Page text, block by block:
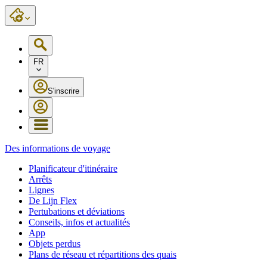
FR
S'inscrire
Des informations de voyage
Planificateur d'itinéraire
Arrêts
Lignes
De Lijn Flex
Pertubations et déviations
Conseils, infos et actualités
App
Objets perdus
Plans de réseau et répartitions des quais